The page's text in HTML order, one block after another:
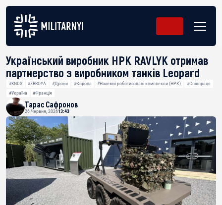
Український виробник НРК RAVLYK отримав
партнерство з виробником танків Leopard
#KNDS #ZBROYA #Дрони #Європа #Наземні роботизовані комплекси (НРК)
#Співпраця
#Україна
#Франція
Тарас Сафронов
26 Червня, 202613:43